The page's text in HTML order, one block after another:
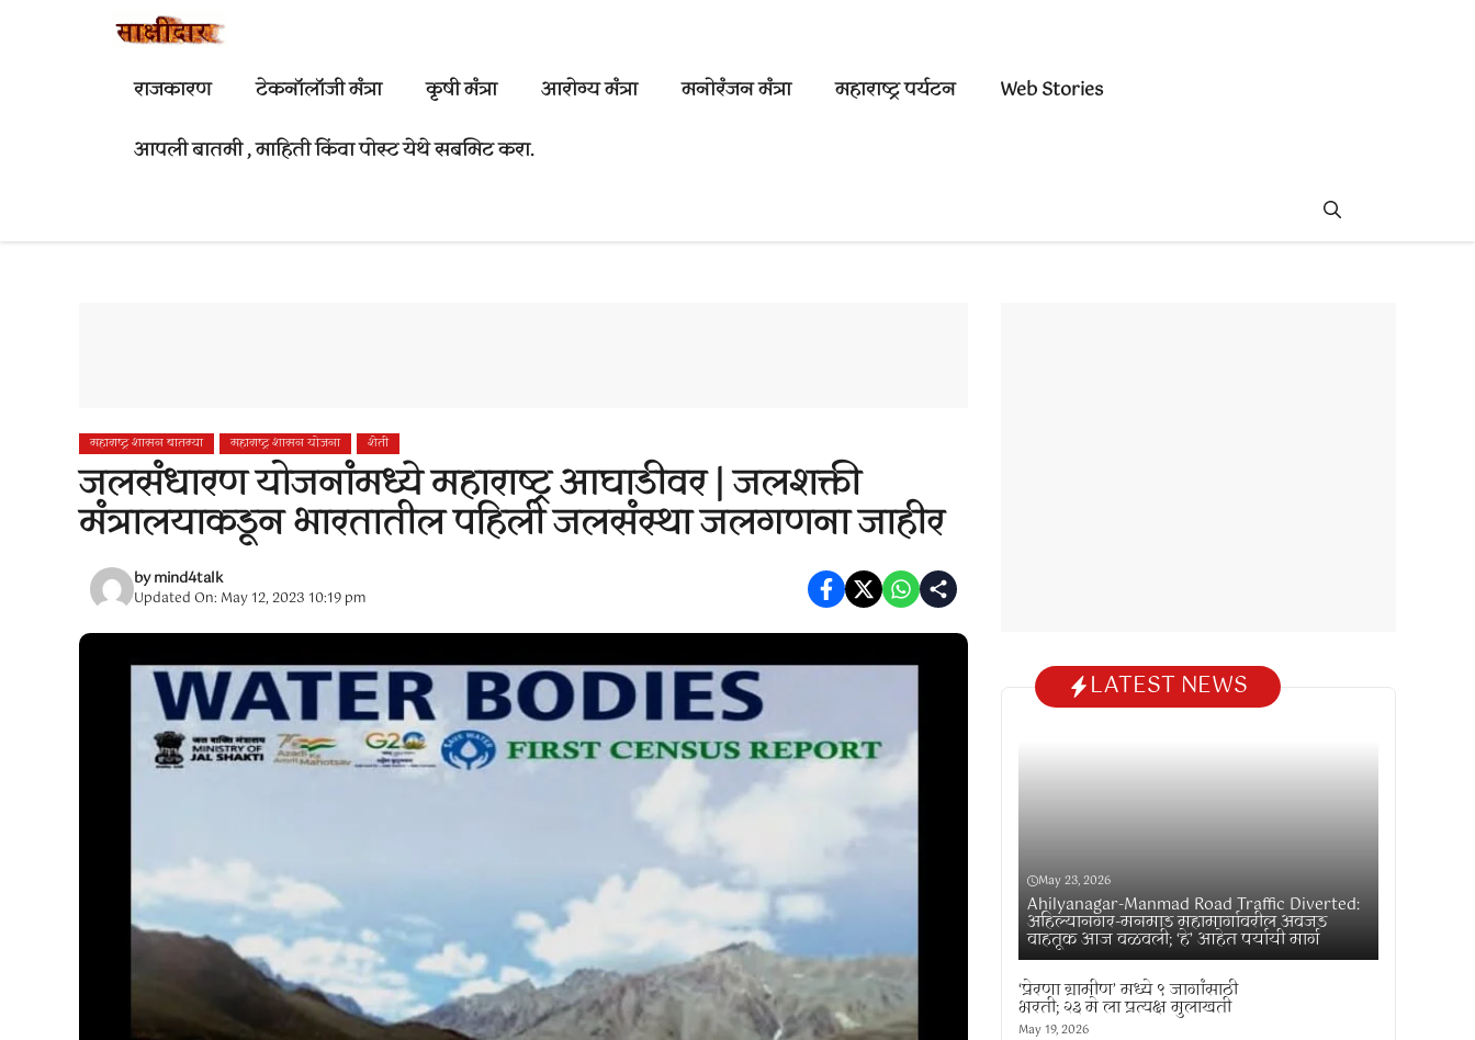
राजकारण टेकनॉलॉजी मंत्रा कृषी मंत्रा आरोग्य मंत्रा मनोरंजन मंत्रा महाराष्ट्र पर्यटन Web Stories
आपली बातमी , माहिती किंवा पोस्ट येथे सबमिट करा.
महाराष्ट्र शासन बातम्या महाराष्ट्र शासन योजना शेती
जलसंधारण योजनांमध्ये महाराष्ट्र आघाडीवर | जलशक्ती
मंत्रालयाकडून भारतातील पहिली जलसंस्था जलगणना जाहीर
bymind4talk
Updated On: May 12, 2023 10:19 pm
LATEST NEWS
May 23, 2026
Ahilyanagar-Manmad Road Traffic Diverted:
अहिल्यानगर-मनमाड महामार्गावरील अवजड
वाहतूक आज वळवली; ‘हे’ आहेत पर्यायी मार्ग
‘प्रेरणा ग्रामीण’ मध्ये ९ जागांसाठी
भरती; २३ मे ला प्रत्यक्ष मुलाखती
May 19, 2026